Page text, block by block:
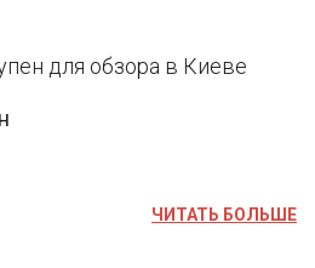
для обзора в Киеве
ЧИТАТЬ БОЛЬШЕ